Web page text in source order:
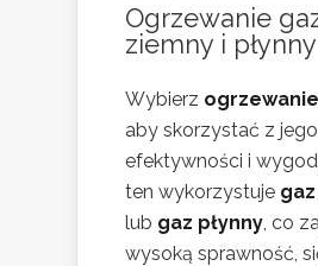
Ogrzewanie
ziemny i płynny
Wybierz
aby skorzystać z jego
efektywności i
ten wykorzystuje
lub gaz płynny, co
wysoką sprawność,